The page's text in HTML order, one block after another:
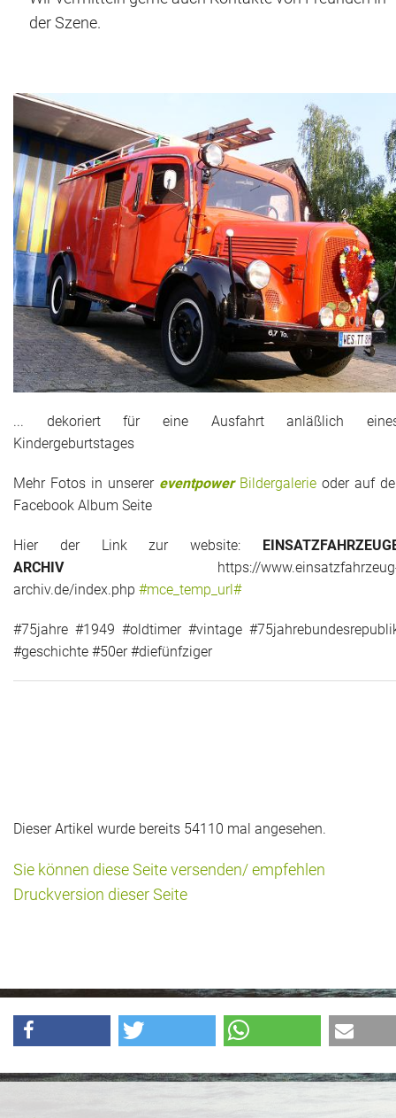
Presse + Medien
Peter's "on-the-road" Tipps
Sprüche
Ganz speziell
Impressum
der Szene.
... dekoriert für eine Ausfahrt anläßlich
Kindergeburtstages
Mehr Fotos in unserer eventpowerBildergalerie oder auf
Facebook Album Seite
Hier der Link zur website:
ARCHIVhttps://
archiv.de/index.php #mce_temp_url#
#75jahre #1949 #oldtimer #vintage
#geschichte #50er #diefünfziger
Dieser Artikel wurde bereits 54110 mal angesehen.
Sie können diese Seite versenden/ empfehlen
Druckversion dieser Seite